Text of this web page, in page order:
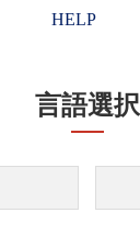
HELP
言語選択